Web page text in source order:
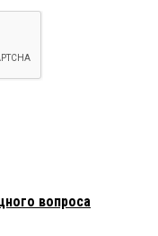
вопроса